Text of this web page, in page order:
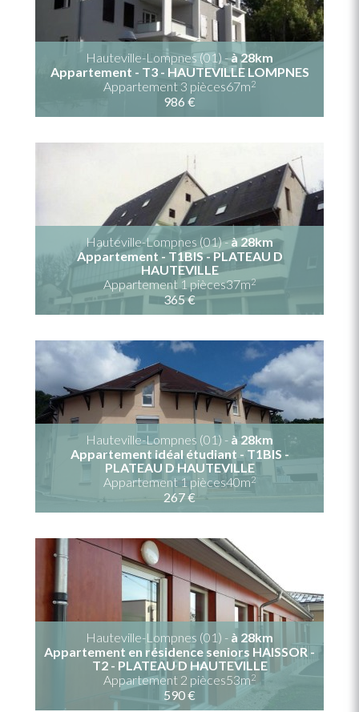
Hauteville-Lompnes (01) -à 28km
Appartement - T3 - HAUTEVILLE LOMPNES
Appartement 3 pièces67m2
986 €
Hauteville-Lompnes (01) -à 28km
Appartement - T1BIS - PLATEAU D
HAUTEVILLE
Appartement 1 pièces37m2
365 €
Hauteville-Lompnes (01) - à 28km
Appartement idéal étudiant - T1BIS -
PLATEAU D HAUTEVILLE
Appartement 1 pièces40m2
267 €
Hauteville-Lompnes (01) - à 28km
Appartement en résidence seniors HAISSOR -
T2 - PLATEAU D HAUTEVILLE
Appartement 2 pièces53m2
590 €